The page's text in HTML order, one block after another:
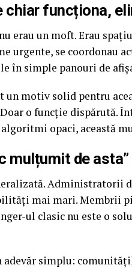
chiar funcționa,
erau un moft. Erau
urgente, se coordonau
în simple panouri de
un motiv solid pentru
o funcție dispărută.
opaci, această
mulțumit de
Administratorii
mai mari. Membrii
ul clasic nu este o
adevăr simplu: